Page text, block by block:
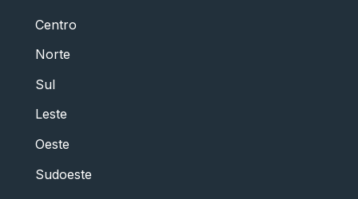
Centro
Norte
Sul
Leste
Oeste
Sudoeste